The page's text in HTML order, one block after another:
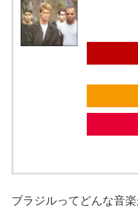
ブラジルってどんな音